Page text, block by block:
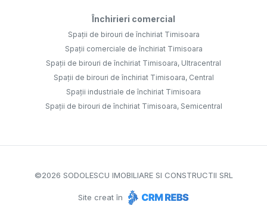
Închirieri comercial
Spații de birouri de închiriat Timisoara
Spații comerciale de închiriat Timisoara
Spații de birouri de închiriat Timisoara, Ultracentral
Spații de birouri de închiriat Timisoara, Central
Spații industriale de închiriat Timisoara
Spații de birouri de închiriat Timisoara, Semicentral
©2026 SODOLESCU IMOBILIARE SI CONSTRUCTII SRL
Site creat în